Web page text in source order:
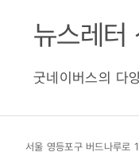
뉴스레터
굿네이버스의 다
서울 영등포구 버드나루로